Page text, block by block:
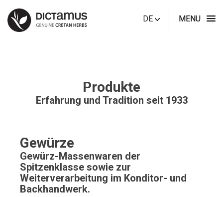
DE MENU
Produkte
Erfahrung und Tradition seit 1933
Gewürze
Gewürz-Massenwaren der
Spitzenklasse sowie zur
Weiterverarbeitung im Konditor- und
Backhandwerk.